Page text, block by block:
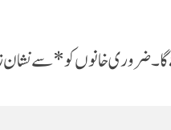
ضروری خانوں کو*سے نشان